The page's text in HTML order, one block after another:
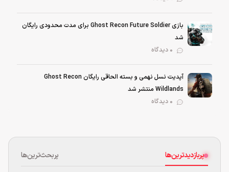
بازی Ghost Recon Future Soldier برای مدت محدودی رایگان
شد
آپدیت نسل نهمی و بسته الحاقی رایگان Ghost Recon
Wildlands منتشر شد
پربازدیدترین‌ها پربحث‌ترین‌ها